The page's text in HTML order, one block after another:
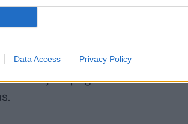
Data Access Privacy Policy
Goldsteino, šie naujesni
tokį elgesį“, – aiškino
testuojant pagrindines dirbtinio